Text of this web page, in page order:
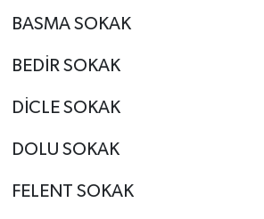
BASMA SOKAK
BEDİR SOKAK
DİCLE SOKAK
DOLU SOKAK
FELENT SOKAK